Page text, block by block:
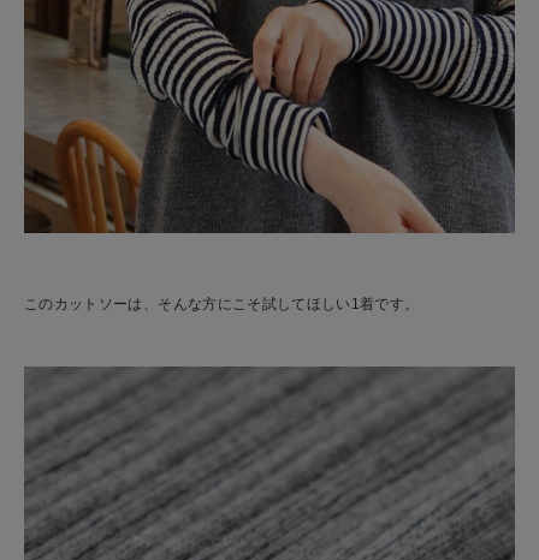
このカットソーは、そんな方にこそ試してほしい1着です。